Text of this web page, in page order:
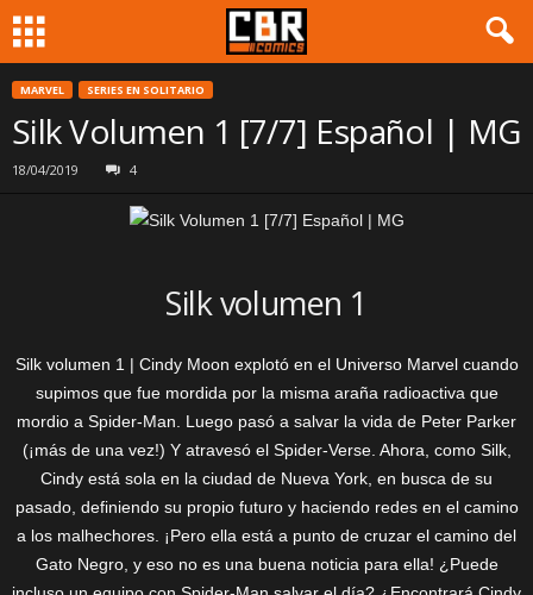
MARVEL SERIES EN SOLITARIO
Silk Volumen 1 [7/7] Español | MG
18/04/2019 4
Silk volumen 1
Silk volumen 1 | Cindy Moon explotó en el Universo Marvel cuando
supimos que fue mordida por la misma araña radioactiva que
mordio a Spider-Man. Luego pasó a salvar la vida de Peter Parker
(¡más de una vez!) Y atravesó el Spider-Verse. Ahora, como Silk,
Cindy está sola en la ciudad de Nueva York, en busca de su
pasado, definiendo su propio futuro y haciendo redes en el camino
a los malhechores. ¡Pero ella está a punto de cruzar el camino del
Gato Negro, y eso no es una buena noticia para ella! ¿Puede